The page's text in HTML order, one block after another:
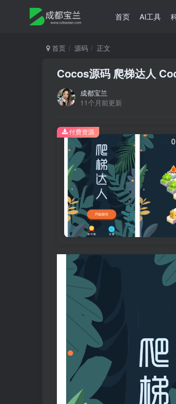
首页 AI工具
首页 源码 正文
Cocos源码 爬梯达人
成都宝兰
11个月前更新
付费资源